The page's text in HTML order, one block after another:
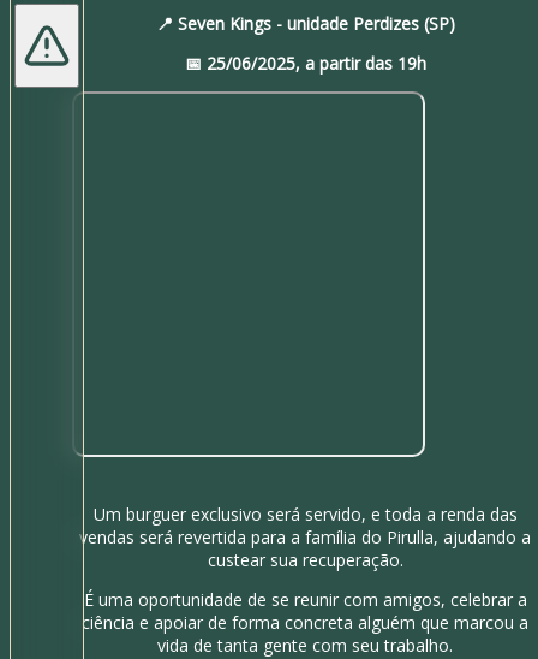
📍 Seven Kings - unidade Perdizes (SP)
📅 25/06/2025, a partir das 19h
Um burguer exclusivo será servido, e toda a renda das
vendas será revertida para a família do Pirulla, ajudando a
custear sua recuperação.
É uma oportunidade de se reunir com amigos, celebrar a
ciência e apoiar de forma concreta alguém que marcou a
vida de tanta gente com seu trabalho.